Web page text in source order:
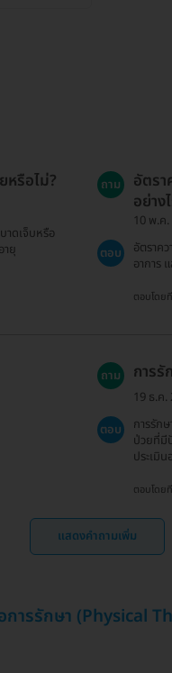
หรือไม่?
าดเจ็บหรือ
ยุ
ถาม
อัตรา
อย่าง
10 พ.ค
ตอบ
อัตราค
อาการ
ตอบโดย
ถาม การ
19 ธ.ค.
ตอบ
การรัก
ป่วยที่มี
ประเมิ
ตอบโดย
แสดงคำถามเพิ่ม
ารรักษา (Physical